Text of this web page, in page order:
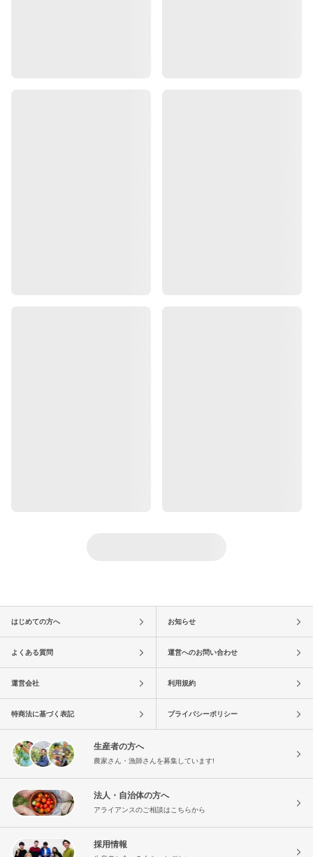
はじめての方へ お知らせ
よくある質問 運営へのお問い合わせ
運営会社 利用規約
特商法に基づく表記 プライバシーポリシー
生産者の方へ
農家さん・漁師さんを募集しています!
法人・自治体の方へ
アライアンスのご相談はこちらから
採用情報